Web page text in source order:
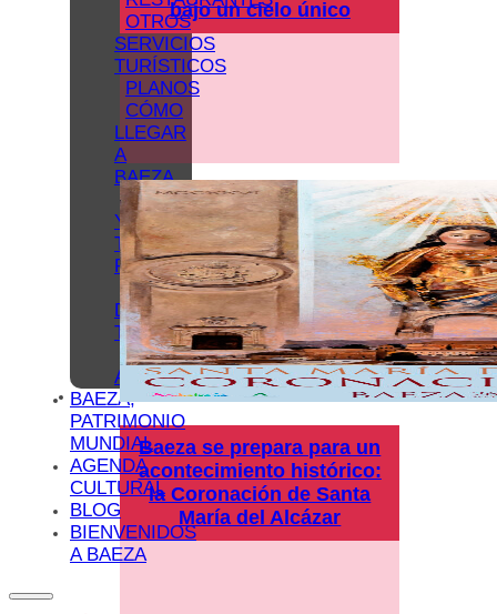
OTROS
SERVICIOS
TURÍSTICOS
PLANOS
CÓMO
LLEGAR
A
BAEZA
APARCAMIENTO
Y
TRANSPORTE
PÚBLICO
OFICINA
DE
TURISMO
BAEZA
ACCESIBLE
BAEZA,
PATRIMONIO
MUNDIAL
AGENDA
CULTURAL
BLOG
BIENVENIDOS
A BAEZA
bajo un cielo único
Baeza se prepara para un
acontecimiento histórico:
la Coronación de Santa
María del Alcázar